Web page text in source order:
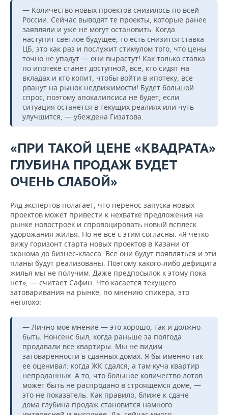
— Количество новых проектов снизилось по всей
России. Сейчас выводят те проекты, которые ранее
заявляли и уже не могут остановить. Когда
наступит светлое будущее, то есть снизится ставка
ЦБ, это как раз и послужит стимулом того, что цены
точно не упадут — они вырастут! Как только ставка
по ипотеке станет доступной, все, кто сидят на
вкладах и кто копит, чтобы войти в ипотеку, все
рванут на рынок недвижимости! Будет большой
спрос, поэтому апокалипсиса не будет, если
ситуация останется в текущих реалиях или чуть
улучшится, — убеждена Гизатова.
«ПРИ ТАКОЙ ЦЕНЕ «КВАДРАТА»
ГЛУБИНА ПРОДАЖ БУДЕТ
ОЧЕНЬ СЛАБОЙ»
Ряд экспертов полагает, что перенос запуска новых
проектов может привести к нехватке предложения на
рынке новостроек и спровоцировать новый всплеск
удорожания жилья. Но не все с этим согласны. «Я четко
вижу горизонт старта новых проектов в Казани от
эконома до бизнес-класса. Все они будут появляться и эти
планы будут реализованы. Поэтому какого-либо дефицита
жилья мы не получим. Даже предпосылок к этому пока
нет», — считает Сафин. Что касается текущего
затоваривания на рынке, по мнению спикера, это
неплохо:
— Лично мое мнение — это хорошо, так и должно
быть. Нонсенс был, когда раньше за полгода
продавали все квартиры. Мы не видим
затоваренности в сданных домах. Я бы именно так
ее оценивал: когда ЖК сдался, а там куча квартир
непроданных. А то, что большое количество лотов
может быть не распродано в строящемся доме, —
это не показатель. Как правило, ближе к сдаче
дома глубина продаж становится намного